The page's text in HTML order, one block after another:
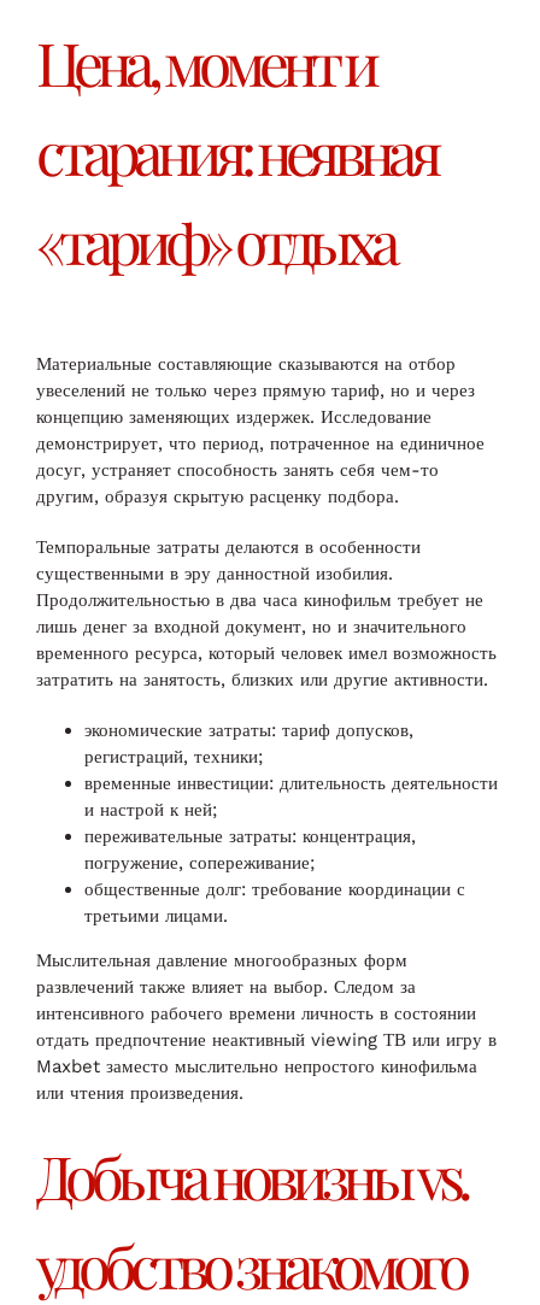
Цена, момент и
старания: неявная
«тариф» отдыха
Материальные составляющие сказываются на отбор
увеселений не только через прямую тариф, но и через
концепцию заменяющих издержек. Исследование
демонстрирует, что период, потраченное на единичное
досуг, устраняет способность занять себя чем-то
другим, образуя скрытую расценку подбора.
Темпоральные затраты делаются в особенности
существенными в эру данностной изобилия.
Продолжительностью в два часа кинофильм требует не
лишь денег за входной документ, но и значительного
временного ресурса, который человек имел возможность
затратить на занятость, близких или другие активности.
экономические затраты: тариф допусков,
регистраций, техники;
временные инвестиции: длительность деятельности
и настрой к ней;
переживательные затраты: концентрация,
погружение, сопереживание;
общественные долг: требование координации с
третьими лицами.
Мыслительная давление многообразных форм
развлечений также влияет на выбор. Следом за
интенсивного рабочего времени личность в состоянии
отдать предпочтение неактивный viewing ТВ или игру в
Maxbet заместо мыслительно непростого кинофильма
или чтения произведения.
Добыча новизны vs.
удобство знакомого